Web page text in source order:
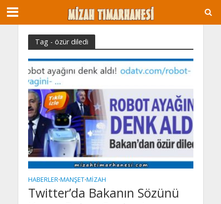
Tag - özür diledi
HABERLER•MANŞET•MIZAH
Twitter’da Bakanın Sözünü